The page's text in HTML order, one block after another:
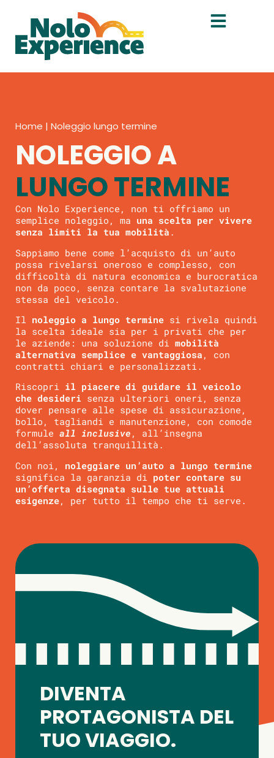
Home | Noleggio lungo termine
NOLEGGIO A
LUNGO TERMINE
Con Nolo Experience, non ti offriamo un
semplice noleggio, ma una scelta per vivere
senza limiti la tua mobilità .
Sappiamo bene come l’acquisto di un’auto
possa rivelarsi oneroso e complesso, con
difficoltà di natura economica e burocratica
non da poco, senza contare la svalutazione
stessa del veicolo.
Il noleggio a lungo termine si rivela quindi
la scelta ideale sia per i privati che per
le aziende: una soluzione di mobilità
alternativa semplice e vantaggiosa , con
contratti chiari e personalizzati.
Riscopri il piacere di guidare il veicolo
che desideri senza ulteriori oneri, senza
dover pensare alle spese di assicurazione,
bollo, tagliandi e manutenzione, con comode
formule all inclusive , all’insegna
dell’assoluta tranquillità.
Con noi, noleggiare un’auto a lungo termine
significa la garanzia di poter contare su
un’offerta disegnata sulle tue attuali
esigenze, per tutto il tempo che ti serve.
DIVENTA
PROTAGONISTA DEL
TUO VIAGGIO.